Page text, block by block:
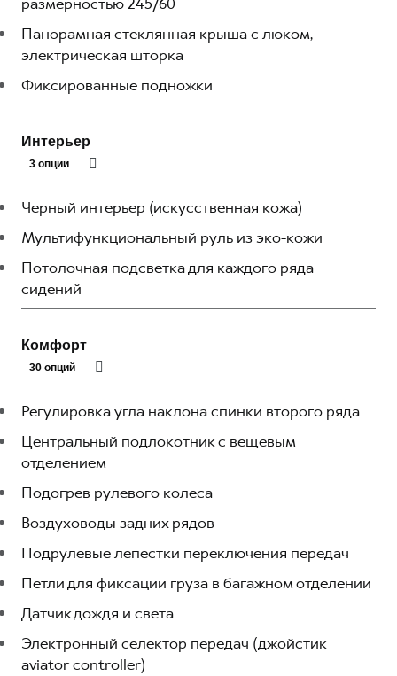
Панорамная стеклянная крыша с люком,
электрическая шторка
Фиксированные подножки
Интерьер
3 опции
Черный интерьер (искусственная кожа)
Мультифункциональный руль из эко-кожи
Потолочная подсветка для каждого ряда
сидений
Комфорт
30 опций
Регулировка угла наклона спинки второго ряда
Центральный подлокотник с вещевым
отделением
Подогрев рулевого колеса
Воздуховоды задних рядов
Подрулевые лепестки переключения передач
Петли для фиксации груза в багажном отделении
Датчик дождя и света
Электронный селектор передач (джойстик
aviator controller)